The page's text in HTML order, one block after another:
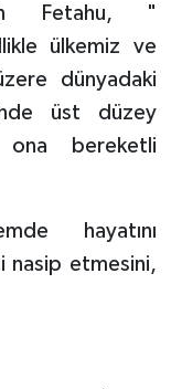
Fetahu, "
ülkemiz ve
dünyadaki
üst düzey
bereketli
hayatını
nasip etmesini,